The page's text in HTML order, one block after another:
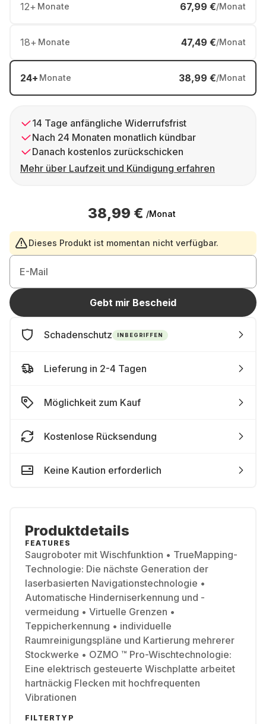
12+ Monate 67,99 €/Monat
18+ Monate 47,49 €/Monat
24+ Monate 38,99 €/Monat
14 Tage anfängliche Widerrufsfrist
Nach 24 Monaten monatlich kündbar
Danach kostenlos zurückschicken
Mehr über Laufzeit und Kündigung erfahren
38,99 € /Monat
Dieses Produkt ist momentan nicht verfügbar.
E-Mail
Gebt mir Bescheid
Schadenschutz INBEGRIFFEN
Lieferung in 2-4 Tagen
Möglichkeit zum Kauf
Kostenlose Rücksendung
Keine Kaution erforderlich
Produktdetails
FEATURES
Saugroboter mit Wischfunktion • TrueMapping-
Technologie: Die nächste Generation der
laserbasierten Navigationstechnologie •
Automatische Hinderniserkennung und -
vermeidung • Virtuelle Grenzen •
Teppicherkennung • individuelle
Raumreinigungspläne und Kartierung mehrerer
Stockwerke • OZMO ™ Pro-Wischtechnologie:
Eine elektrisch gesteuerte Wischplatte arbeitet
hartnäckig Flecken mit hochfrequenten
Vibrationen
FILTERTYP